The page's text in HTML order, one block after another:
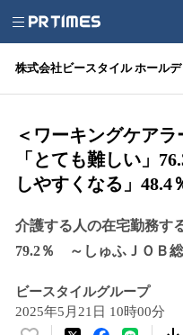
株式会社ビースタイル ホール
＜ワーキングケア
「とても難しい」
しやすくなる」48.4
介護する人の在宅勤務す
79.2％ ～しゅふＪＯＢ
ビースタイルグループ
2025年5月21日 10時00分